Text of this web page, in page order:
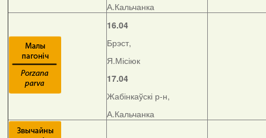
А.Кальчанка
16.04
Брэст,
Я.Місіюк
17.04
Жабінкаўскі р-н,
А.Кальчанка